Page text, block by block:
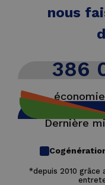
nous
386
Dernière
*depuis 2010 grâce